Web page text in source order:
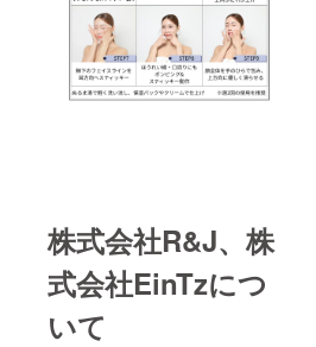
株式会社R&J、株
式会社EinTzにつ
いて